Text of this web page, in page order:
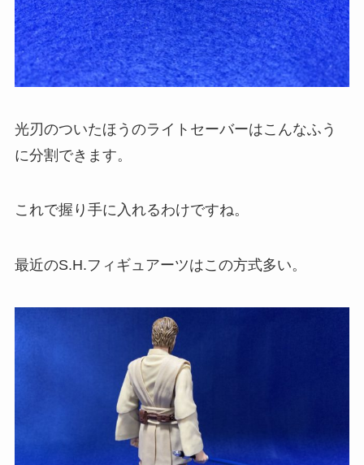
光刃のついたほうのライトセーバーはこんなふう
に分割できます。
これで握り手に入れるわけですね。
最近のS.H.フィギュアーツはこの方式多い。